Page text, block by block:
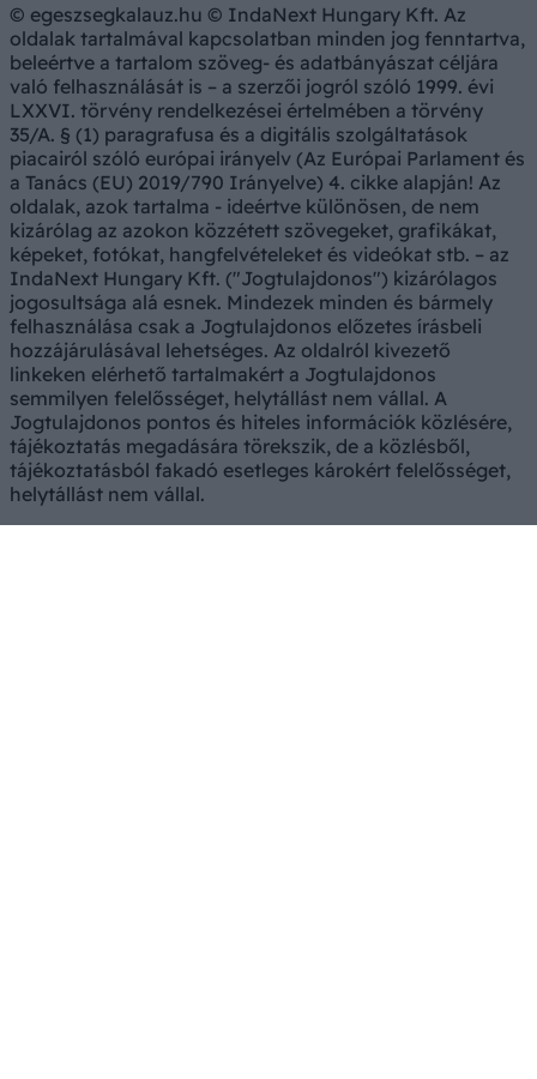
© egeszsegkalauz.hu © IndaNext Hungary Kft. Az
oldalak tartalmával kapcsolatban minden jog fenntartva,
beleértve a tartalom szöveg- és adatbányászat céljára
való felhasználását is – a szerzői jogról szóló 1999. évi
LXXVI. törvény rendelkezései értelmében a törvény
35/A. § (1) paragrafusa és a digitális szolgáltatások
piacairól szóló európai irányelv (Az Európai Parlament és
a Tanács (EU) 2019/790 Irányelve) 4. cikke alapján! Az
oldalak, azok tartalma - ideértve különösen, de nem
kizárólag az azokon közzétett szövegeket, grafikákat,
képeket, fotókat, hangfelvételeket és videókat stb. – az
IndaNext Hungary Kft. ("Jogtulajdonos") kizárólagos
jogosultsága alá esnek. Mindezek minden és bármely
felhasználása csak a Jogtulajdonos előzetes írásbeli
hozzájárulásával lehetséges. Az oldalról kivezető
linkeken elérhető tartalmakért a Jogtulajdonos
semmilyen felelősséget, helytállást nem vállal. A
Jogtulajdonos pontos és hiteles információk közlésére,
tájékoztatás megadására törekszik, de a közlésből,
tájékoztatásból fakadó esetleges károkért felelősséget,
helytállást nem vállal.